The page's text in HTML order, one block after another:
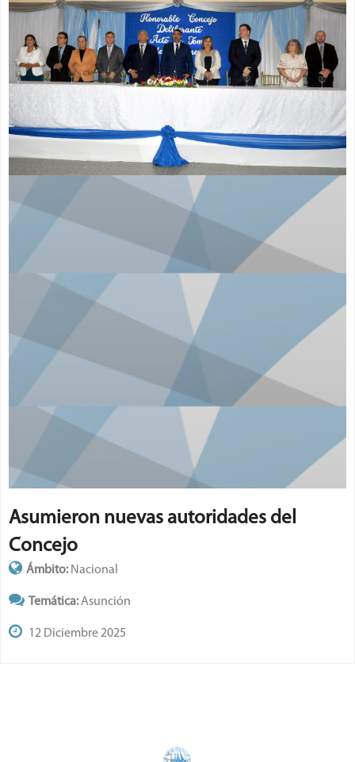
Asumieron nuevas autoridades del
Concejo
Ámbito:Nacional
Temática:Asunción
12 Diciembre 2025